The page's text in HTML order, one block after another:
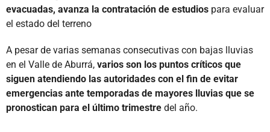
evacuadas, avanza la contratación de estudios para evaluar
el estado del terreno
A pesar de varias semanas consecutivas con bajas lluvias
en el Valle de Aburrá, varios son los puntos críticos que
siguen atendiendo las autoridades con el fin de evitar
emergencias ante temporadas de mayores lluvias que se
pronostican para el último trimestre del año.